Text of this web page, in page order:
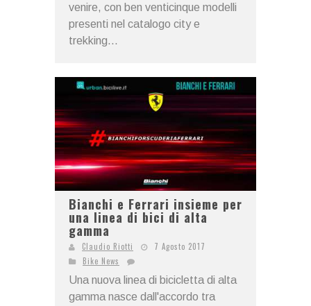
venire, con ben venticinque modelli
presenti nel catalogo city e
trekking...
Bianchi e Ferrari insieme per
una linea di bici di alta
gamma
Claudio Riotti
7 Agosto 2017
Bike News
Una nuova linea di bicicletta di alta
gamma nasce dall'accordo tra